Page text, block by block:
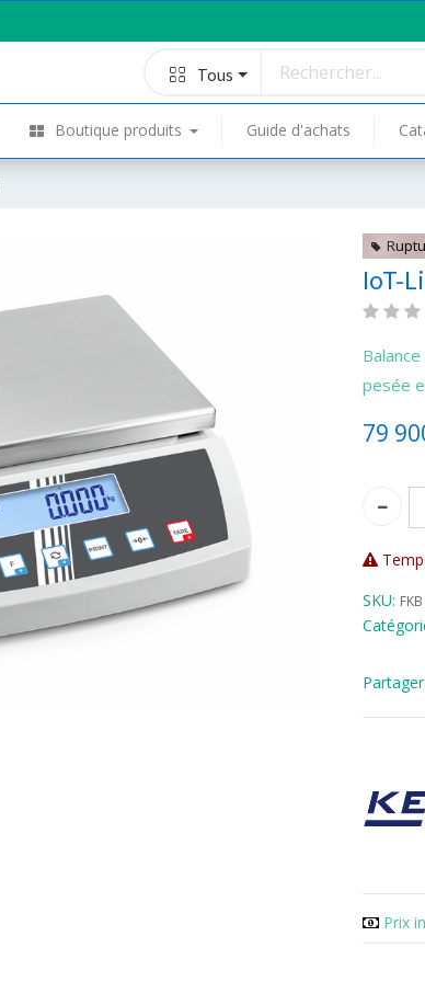
Tous
Boutique produits Guide d'achats
IoT-
pesée
79
SKU:
Prix